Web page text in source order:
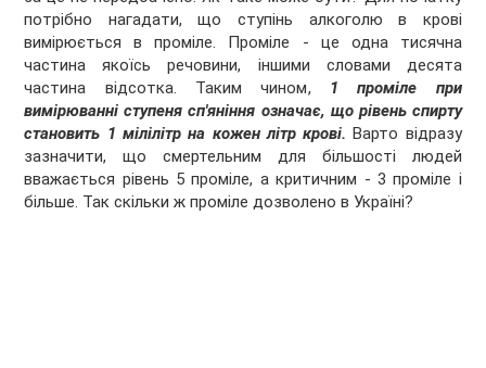
потрібно нагадати, що ступінь алкоголю в крові
вимірюється в проміле. Проміле - це одна тисячна
частина якоїсь речовини, іншими словами десята
частина відсотка. Таким чином, 1 проміле при
вимірюванні ступеня сп'яніння означає, що рівень спирту
становить 1 мілілітр на кожен літр крові. Варто відразу
зазначити, що смертельним для більшості людей
вважається рівень 5 проміле, а критичним - 3 проміле і
більше. Так скільки ж проміле дозволено в Україні?